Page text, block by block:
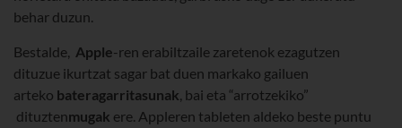
behar duzun.
Bestalde, Apple-ren erabiltzaile zaretenok ezagutzen
dituzue ikurtzat sagar bat duen markako gailuen
arteko bateragarritasunak, bai eta “arrotzekiko”
dituztenmugak ere. Appleren tableten aldeko beste puntu